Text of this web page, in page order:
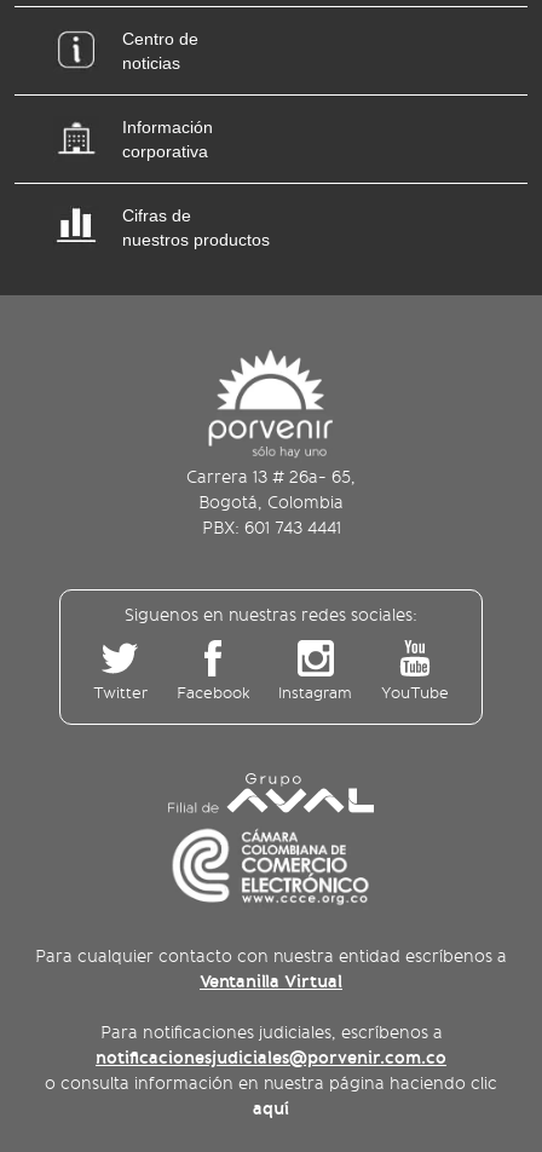
Centro de
noticias
Información
corporativa
Cifras de
nuestros productos
Carrera 13 # 26a- 65,
Bogotá, Colombia
PBX: 601 743 4441
Siguenos en nuestras redes sociales:
Twitter Facebook Instagram YouTube
Para cualquier contacto con nuestra entidad escríbenos a
Ventanilla Virtual
Para notificaciones judiciales, escríbenos a
notificacionesjudiciales@porvenir.com.co
o consulta información en nuestra página haciendo clic
aquí